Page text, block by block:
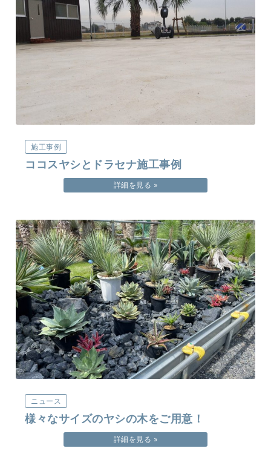
施工事例
ココスヤシとドラセナ施工事例
詳細を見る »
ニュース
様々なサイズのヤシの木をご用意！
詳細を見る »